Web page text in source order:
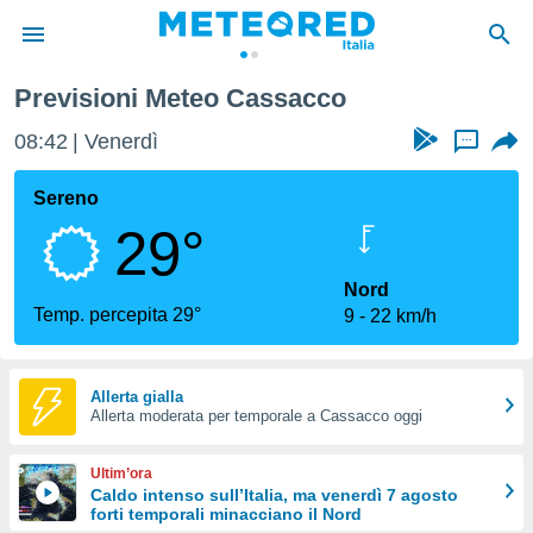
di
per
le
di
Web
le
Previsioni Meteo Cassacco
08:42 Venerdì ...
Sereno
29°
Temp. percepita 29°
Nord
9
22 km/h
Allerta gialla
Allerta moderata per temporale a Cassacco oggi
Ultim’ora
Caldo intenso sull’Italia, ma venerdì 7 agosto
forti temporali minacciano il Nord